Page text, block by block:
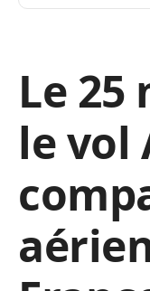
Le 25
le vol